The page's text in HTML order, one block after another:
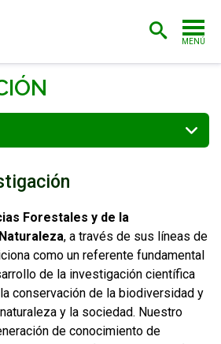
MENÚ
PORTADA
ADMISIÓN
CARRERAS
POSTGRADO
EXTENSIÓN
BIBLIOTECA
FACULTAD
Forestales y de la
, a través de sus líneas de
como un referente fundamental
de la investigación científica
conservación de la biodiversidad y
y la sociedad. Nuestro
de conocimiento de